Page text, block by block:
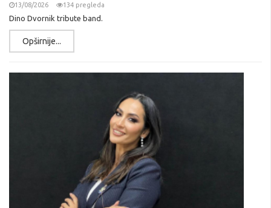
13/08/2026 134 pregleda
Dino Dvornik tribute band.
Opširnije...